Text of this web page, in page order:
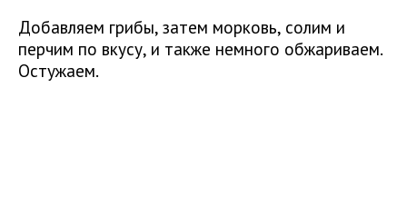
Добавляем грибы, затем морковь, солим и
перчим по вкусу, и также немного обжариваем.
Остужаем.